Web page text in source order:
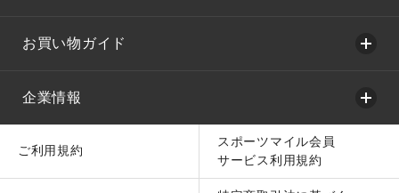
お買い物ガイド
企業情報
ご利用規約
スポーツマイル会員
サービス利用規約